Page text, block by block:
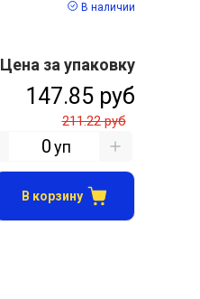
В наличии
Цена за упаковку
147.85 руб
211.22 руб
уп
В корзину